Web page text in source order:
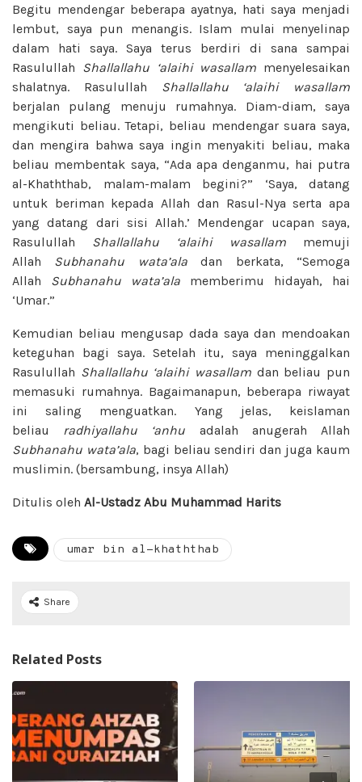
Begitu mendengar beberapa ayatnya, hati saya menjadi
lembut, saya pun menangis. Islam mulai menyelinap
dalam hati saya. Saya terus berdiri di sana sampai
Rasulullah Shallallahu ‘alaihi wasallam menyelesaikan
shalatnya. Rasulullah Shallallahu ‘alaihi wasallam
berjalan pulang menuju rumahnya. Diam-diam, saya
mengikuti beliau. Tetapi, beliau mendengar suara saya,
dan mengira bahwa saya ingin menyakiti beliau, maka
beliau membentak saya, “Ada apa denganmu, hai putra
al-Khaththab, malam-malam begini?” ‘Saya, datang
untuk beriman kepada Allah dan Rasul-Nya serta apa
yang datang dari sisi Allah.’ Mendengar ucapan saya,
Rasulullah Shallallahu ‘alaihi wasallam memuji
Allah Subhanahu wata’aladan berkata, “Semoga
Allah Subhanahu wata’ala memberimu hidayah, hai
‘Umar.”
Kemudian beliau mengusap dada saya dan mendoakan
keteguhan bagi saya. Setelah itu, saya meninggalkan
Rasulullah Shallallahu ‘alaihi wasallam dan beliau pun
memasuki rumahnya. Bagaimanapun, beberapa riwayat
ini saling menguatkan. Yang jelas, keislaman
beliau radhiyallahu ‘anhu adalah anugerah Allah
Subhanahu wata’ala, bagi beliau sendiri dan juga kaum
muslimin. (bersambung, insya Allah)
Ditulis oleh Al-Ustadz Abu Muhammad Harits
umar bin al-khaththab
Share
Related Posts